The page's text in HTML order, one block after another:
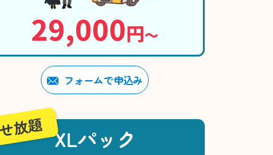
29,000円〜
フォームで申込み
XLパック
放題